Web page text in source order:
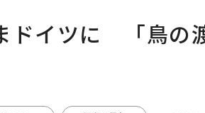
ドイツに 「鳥の